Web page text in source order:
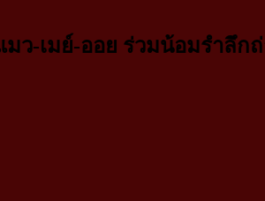
เมย์-ออย ร่วมน้อมรำลึกถ่